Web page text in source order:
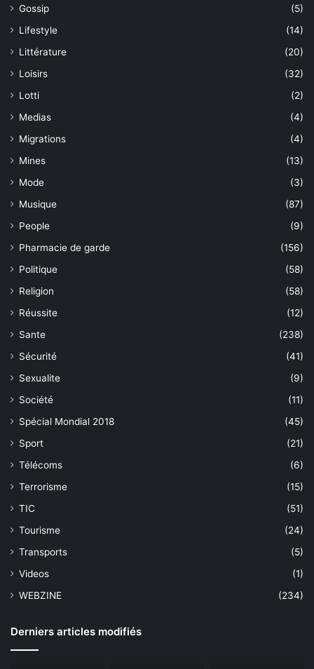
Gossip
(5)
Lifestyle
(14)
Littérature
(20)
Loisirs
(32)
Lotti
(2)
Medias
(4)
Migrations
(4)
Mines
(13)
Mode
(3)
Musique
(87)
People
(9)
Pharmacie de garde
(156)
Politique
(58)
Religion
(58)
Réussite
(12)
Sante
(238)
Sécurité
(41)
Sexualite
(9)
Société
(11)
Spécial Mondial 2018
(45)
Sport
(21)
Télécoms
(6)
Terrorisme
(15)
TIC
(51)
Tourisme
(24)
Transports
(5)
Videos
(1)
WEBZINE
(234)
Derniers articles modifiés